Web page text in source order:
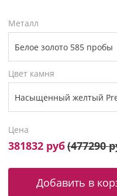
Металл
Цвет камня
Цена
381832 руб(477290